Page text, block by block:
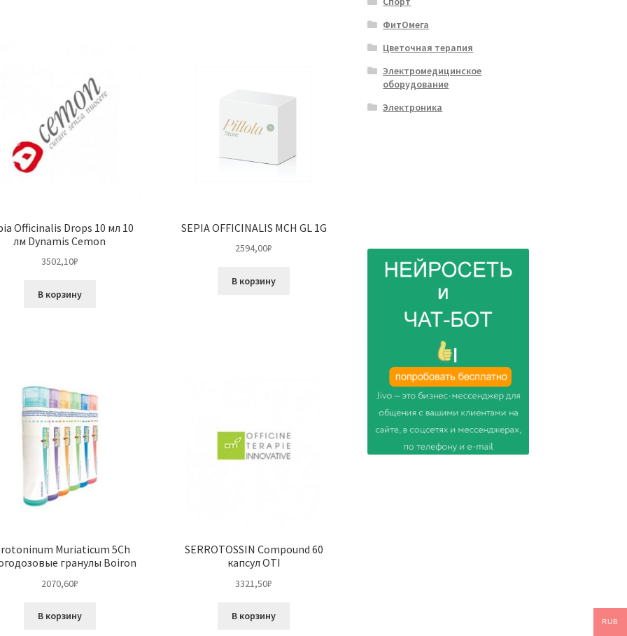
Officinalis Drops 10 мл 10
лм Dynamis Cemon
3502,10₽
В корзину
SEPIA OFFICINALIS MCH GL 1G
2594,00₽
В корзину
Muriaticum 5Ch
гранулы Boiron
2070,60₽
В корзину
SERROTOSSIN Compound 60
капсул OTI
3321,50₽
В корзину
ФитОмега
Цветочная терапия
Электромедицинское
оборудование
Электроника
RUB